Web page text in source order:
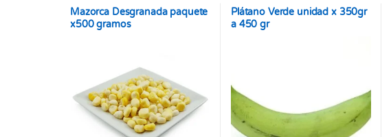
Mazorca Desgranada paquete
x500 gramos
Plátano Verde unidad x 350gr
a 450 gr